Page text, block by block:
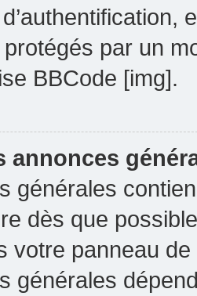
par un
BBCode [img].
annonces
générales
dès que
votre panneau
générales